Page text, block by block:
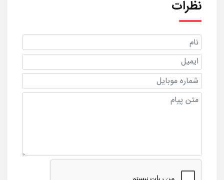
نظرات